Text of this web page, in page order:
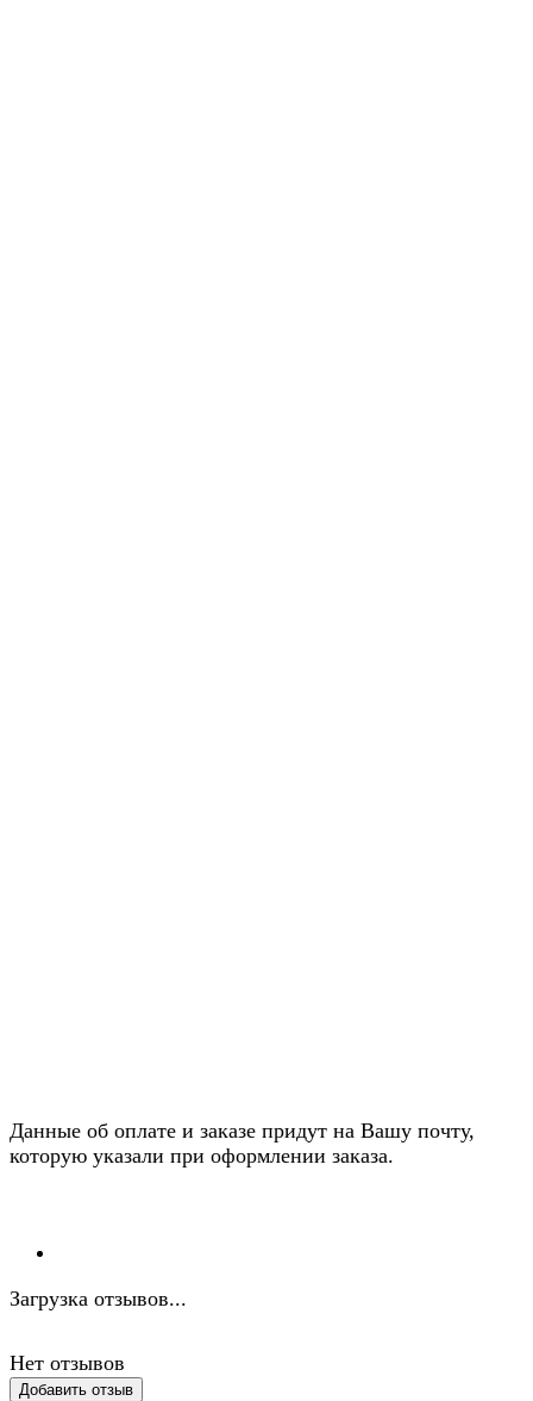
Данные об оплате и заказе придут на Вашу почту,
которую указали при оформлении заказа.
Загрузка отзывов...
Нет отзывов
Добавить отзыв